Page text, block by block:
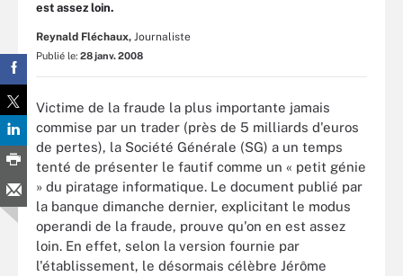
est assez loin.
Reynald Fléchaux, Journaliste
Publié le: 28 janv. 2008
Victime de la fraude la plus importante jamais
commise par un trader (près de 5 milliards d'euros
de pertes), la Société Générale (SG) a un temps
tenté de présenter le fautif comme un « petit génie
» du piratage informatique. Le document publié par
la banque dimanche dernier, explicitant le modus
operandi de la fraude, prouve qu'on en est assez
loin. En effet, selon la version fournie par
l'établissement, le désormais célèbre Jérôme